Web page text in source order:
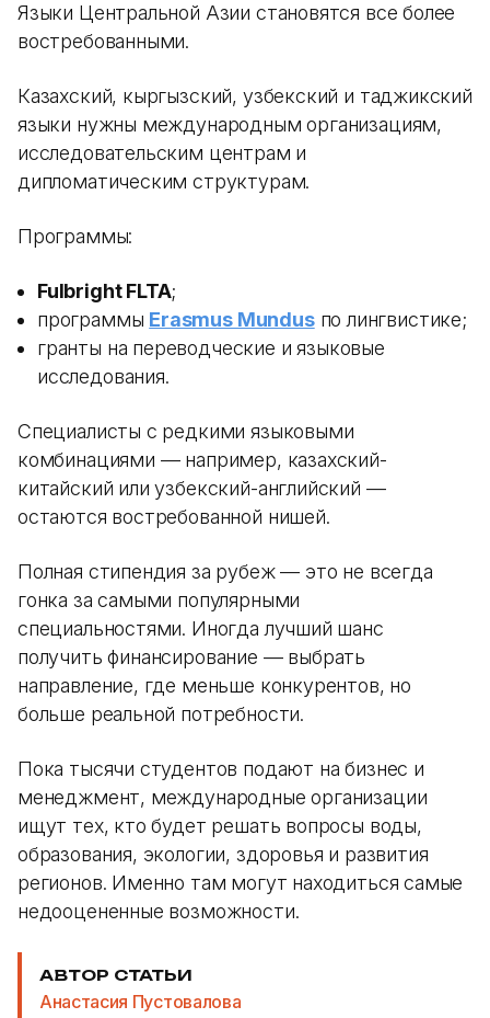
Языки Центральной Азии становятся все более
востребованными.
Казахский, кыргызский, узбекский и таджикский
языки нужны международным организациям,
исследовательским центрам и
дипломатическим структурам.
Программы:
Fulbright FLTA;
программы Erasmus Mundusпо лингвистике;
гранты на переводческие и языковые
исследования.
Специалисты с редкими языковыми
комбинациями — например, казахский-
китайский или узбекский-английский —
остаются востребованной нишей.
Полная стипендия за рубеж — это не всегда
гонка за самыми популярными
специальностями. Иногда лучший шанс
получить финансирование — выбрать
направление, где меньше конкурентов, но
больше реальной потребности.
Пока тысячи студентов подают на бизнес и
менеджмент, международные организации
ищут тех, кто будет решать вопросы воды,
образования, экологии, здоровья и развития
регионов. Именно там могут находиться самые
недооцененные возможности.
АВТОР СТАТЬИ
Анастасия Пустовалова